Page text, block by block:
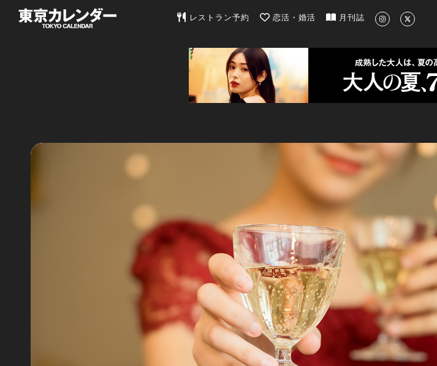
東京カレンダー | 最新のグルメ、洗練されたライフスタイル情報
レストラン予約 恋活・婚活 月刊誌